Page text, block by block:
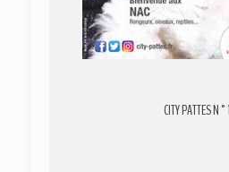
CITY PATTES